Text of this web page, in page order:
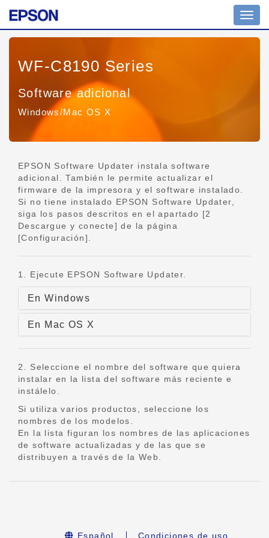
WF-C8190 Series
Software adicional
Windows/Mac OS X
EPSON Software Updater instala software
adicional. También le permite actualizar el
firmware de la impresora y el software instalado.
Si no tiene instalado EPSON Software Updater,
siga los pasos descritos en el apartado [2
Descargue y conecte] de la página
[Configuración].
1. Ejecute EPSON Software Updater.
En Windows
En Mac OS X
2. Seleccione el nombre del software que quiera
instalar en la lista del software más reciente e
instálelo.
Si utiliza varios productos, seleccione los
nombres de los modelos.
En la lista figuran los nombres de las aplicaciones
de software actualizadas y de las que se
distribuyen a través de la Web.
Español Condiciones de uso